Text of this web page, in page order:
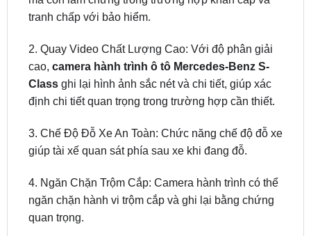
2. Quay Video Chất Lượng Cao: Với độ phân giải
Classghi lại hình ảnh sắc nét và chi tiết, giúp xác
định chi tiết quan trọng trong trường hợp cần thiết.
3. Chế Độ Đỗ Xe An Toàn: Chức năng chế độ đỗ xe
4. Ngăn Chặn Trộm Cắp: Camera hành trình có thể
quan trọng.